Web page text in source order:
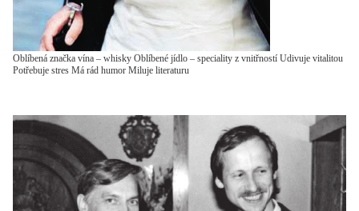
Oblíbená značka vína – whisky Oblíbené jídlo – speciality z vnitřností Udivuje vitalitou
Potřebuje stres Má rád humor Miluje literaturu